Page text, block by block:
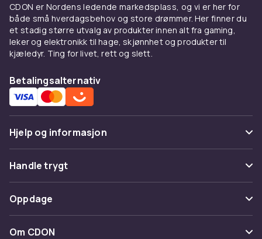
CDON er Nordens ledende markedsplass, og vi er her for
både små hverdagsbehov og store drømmer. Her finner du
et stadig større utvalg av produkter innen alt fra gaming,
leker og elektronikk til hage, skjønnhet og produkter til
kjæledyr. Ting for livet, rett og slett.
Betalingsalternativ
Hjelp og informasjon
Vanlige spørsmål
Spor pakke
Angre & returner her
Kontakt oss
Handle trygt
Betaling
Levering
Oppdage
Kategorier
Om CDON